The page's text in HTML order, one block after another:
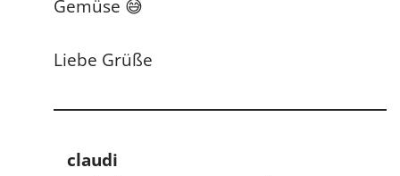
Gemüse 😅
Liebe Grüße
claudi